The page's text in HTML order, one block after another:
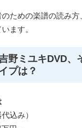
ための楽譜の読み
ます。
野ミユキDVD、
プは？
込み）